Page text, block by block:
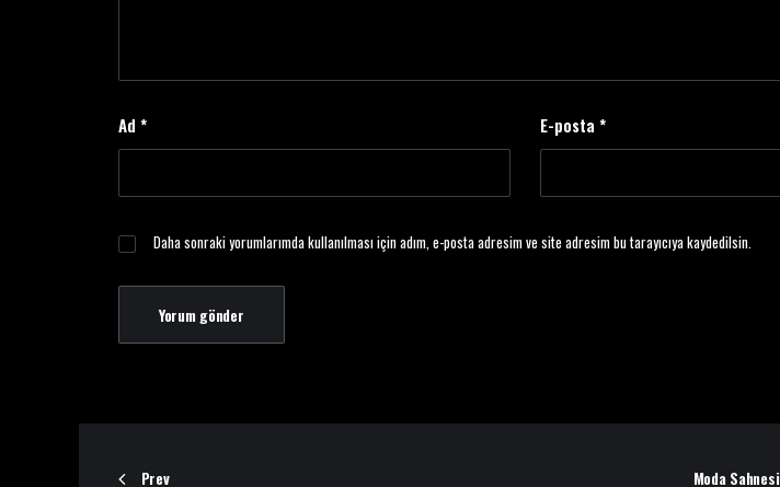
Ad * E-posta *
Daha sonraki yorumlarımda kullanılması için adım, e-posta adresim ve site adresim bu tarayıcıya kaydedilsin.
Prev Moda Sahnesi